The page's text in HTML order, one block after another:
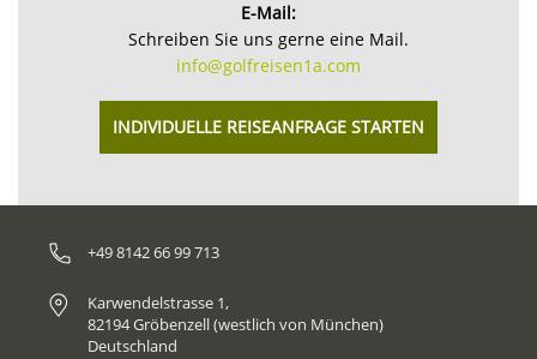
E-Mail:
Schreiben Sie uns gerne eine Mail.
info@golfreisen1a.com
INDIVIDUELLE REISEANFRAGE STARTEN
+49 8142 66 99 713
Karwendelstrasse 1,
82194 Gröbenzell (westlich von München)
Deutschland